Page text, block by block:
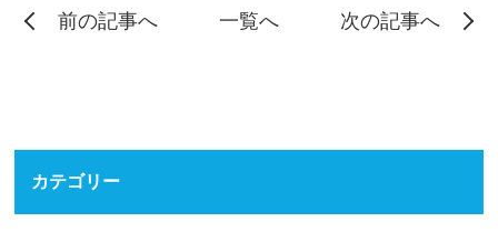
前の記事へ 一覧へ 次の記事へ
カテゴリー